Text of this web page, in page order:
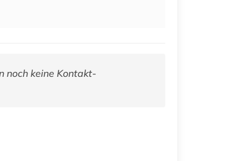
noch keine Kontakt-